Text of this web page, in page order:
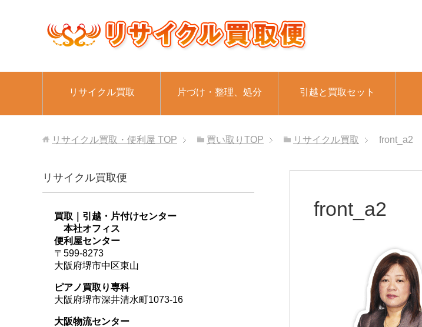
リサイクル買取 片づけ・整理、処分 引越と買取セット
リサイクル買取・便利屋 TOP 買い取りTOP リサイクル買取 front_a2
front_a2
リサイクル買取便
買取｜引越・片付けセンター
本社オフィス
便利屋センター
〒599-8273
大阪府堺市中区東山
ピアノ買取り専科
大阪府堺市深井清水町1073-16
大阪物流センター